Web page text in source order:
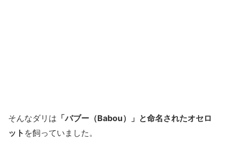
そんなダリは 「バブー（Babou）」と命名されたオセロ
ット を飼っていました。